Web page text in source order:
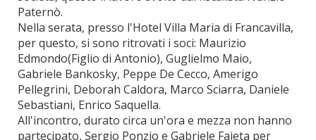
Paternò.
Nella serata, presso l'Hotel Villa Maria di Francavilla,
per questo, si sono ritrovati i soci: Maurizio
Edmondo(Figlio di Antonio), Guglielmo Maio,
Gabriele Bankosky, Peppe De Cecco, Amerigo
Pellegrini, Deborah Caldora, Marco Sciarra, Daniele
Sebastiani, Enrico Saquella.
All'incontro, durato circa un'ora e mezza non hanno
partecipato, Sergio Ponzio e Gabriele Faieta per